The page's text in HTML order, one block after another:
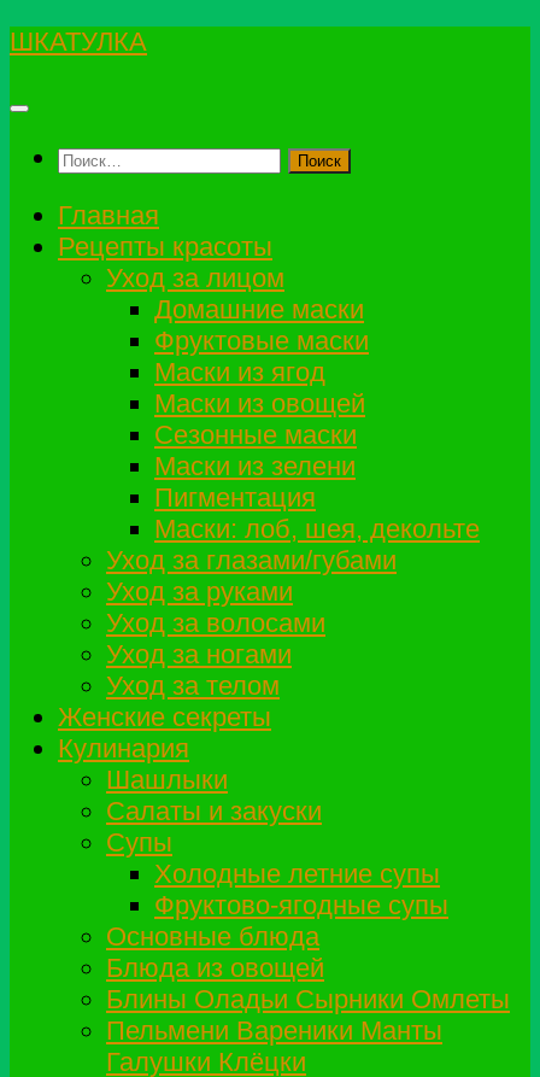
Перейти
содержимому
ШКАТУЛКА
Найти:
Главная
Рецепты красоты
Уход за лицом
Домашние маски
Фруктовые маски
Маски из ягод
Маски из овощей
Сезонные маски
Маски из зелени
Пигментация
Маски: лоб, шея, декольте
Уход за глазами/губами
Уход за руками
Уход за волосами
Уход за ногами
Уход за телом
Женские секреты
Кулинария
Шашлыки
Салаты и закуски
Супы
Холодные летние супы
Фруктово-ягодные супы
Основные блюда
Блюда из овощей
Блины Оладьи Сырники Омлеты
Пельмени Вареники Манты
Галушки Клёцки